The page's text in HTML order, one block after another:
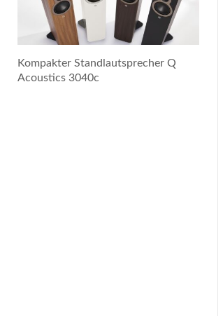
Kompakter Standlautsprecher Q
Acoustics 3040c